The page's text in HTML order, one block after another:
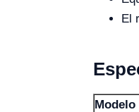
El
Modelo